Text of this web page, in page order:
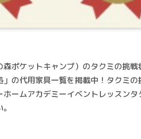
森ポケットキャンプ）のタクミの挑
の代用家具一覧を掲載中！タクミ
ホームアカデミーイベントレッスン